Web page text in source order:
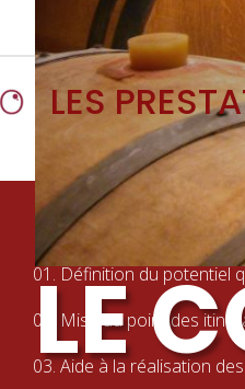
LE
LES
NOS MISSIONS
01.Définition du potentiel
02. Mise au point des
03.Aide à la réalisation